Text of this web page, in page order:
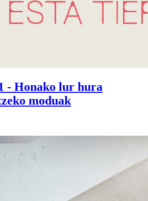
- Honako lur hura
moduak